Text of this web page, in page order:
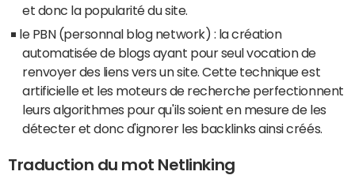
et donc la popularité du site.
le PBN (personnal blog network) : la création
automatisée de blogs ayant pour seul vocation de
renvoyer des liens vers un site. Cette technique est
artificielle et les moteurs de recherche perfectionnent
leurs algorithmes pour qu'ils soient en mesure de les
détecter et donc d'ignorer les backlinks ainsi créés.
Traduction du mot Netlinking